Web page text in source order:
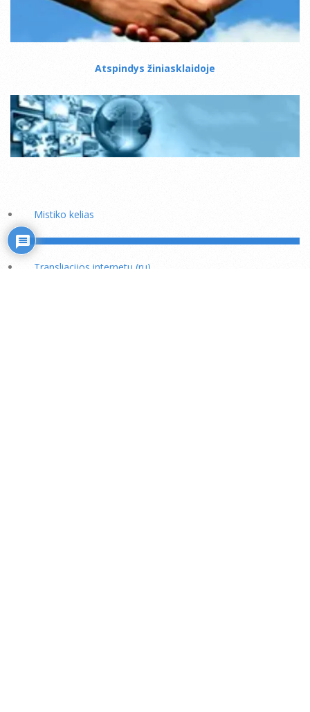
Atspindys žiniasklaidoje
Mistiko kelias
Transliacijos internetu (ru)